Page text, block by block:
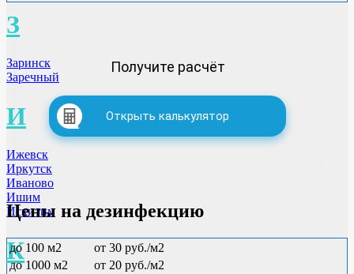
З
Заринск
Заречный
И
Ижевск
Иркутск
Иваново
Ишим
Искитим
К
Получите расчёт
Открыть калькулятор
Цены на дезинфекцию
до 100 м2
от 30 руб./м2
до 1000 м2
от 20 руб./м2